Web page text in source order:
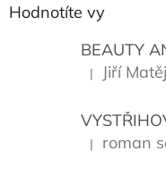
Hodnotíte vy
BEAUTY
Hodnocení
| Jiří
Hodnocení
| roman